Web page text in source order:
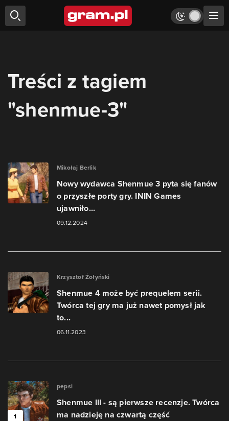
Treści z tagiem
"shenmue-3"
Mikołaj Berlik
Nowy wydawca Shenmue 3 pyta się fanów
o przyszłe porty gry. ININ Games
ujawniło...
09.12.2024
Krzysztof Żołyński
Shenmue 4 może być prequelem serii.
Twórca tej gry ma już nawet pomysł jak
to...
06.11.2023
1
pepsi
Shenmue III - są pierwsze recenzje. Twórca
ma nadzieję na czwartą część